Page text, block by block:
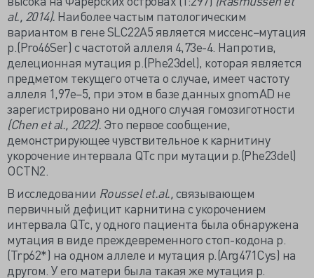
al., 2014). Наиболее частым патологическим
вариантом в гене SLC22A5 является миссенс−мутация
p.(Pro46Ser) с частотой аллеля 4,73e-4. Напротив,
делеционная мутация p.(Phe23del), которая является
предметом текущего отчета о случае, имеет частоту
аллеля 1,97e−5, при этом в базе данных gnomAD не
зарегистрировано ни одного случая гомозиготности
(Chen et al., 2022). Это первое сообщение,
демонстрирующее чувствительное к карнитину
укорочение интервала QTc при мутации p.(Phe23del)
OCTN2.
В исследовании Rousselet.al.,связывающем
первичный дефицит карнитина с укорочением
интервала QTc, у одного пациента была обнаружена
мутация в виде преждевременного стоп-кодона p.
(Trp62*) на одном аллеле и мутация p.(Arg471Cys) на
другом. У его матери была такая же мутация p.